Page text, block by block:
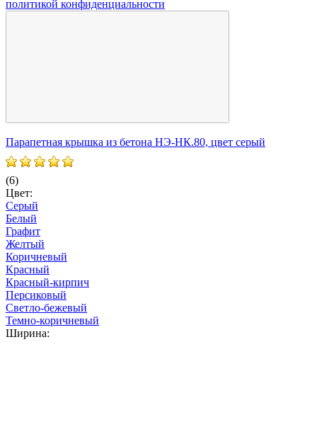
политикой конфиденциальности
Парапетная крышка из бетона НЭ-НК.80, цвет серый
(6)
Цвет:
Серый
Белый
Графит
Желтый
Коричневый
Красный
Красный-кирпич
Персиковый
Светло-бежевый
Темно-коричневый
Ширина: